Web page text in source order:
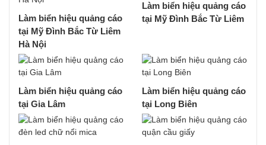
Làm biển hiệu quảng cáo
tại Mỹ Đình Bắc Từ Liêm
Hà Nội
Làm biển hiệu quảng cáo
tại Mỹ Đình Bắc Từ Liêm
Làm biển hiệu quảng cáo
tại Gia Lâm
Làm biển hiệu quảng cáo
tại Long Biên